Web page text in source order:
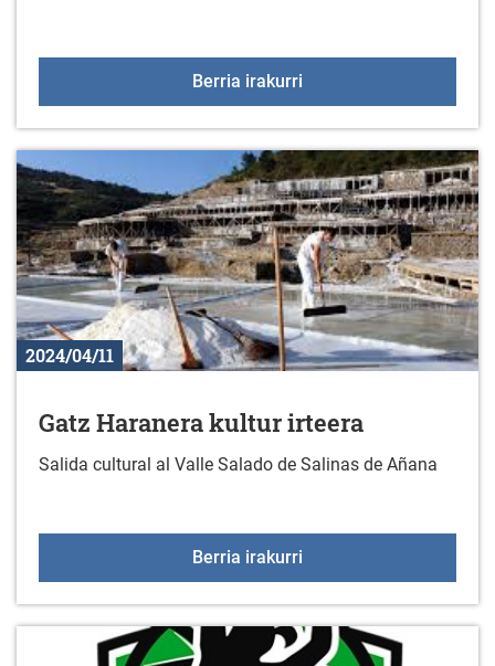
Berria irakurri
2024/04/11
Gatz Haranera kultur irteera
Salida cultural al Valle Salado de Salinas de Añana
Berria irakurri